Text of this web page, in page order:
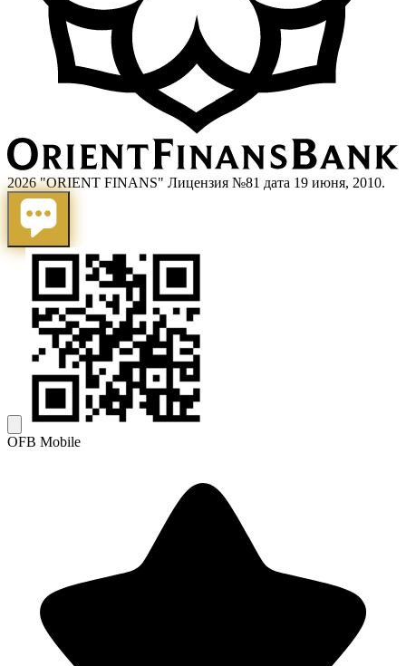
2026 "ORIENT FINANS" Лицензия №81 дата 19 июня, 2010.
OFB Mobile